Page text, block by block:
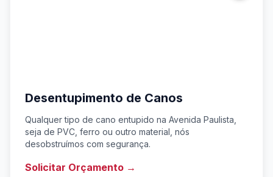
Desentupimento de Canos
Qualquer tipo de cano entupido na Avenida Paulista,
seja de PVC, ferro ou outro material, nós
desobstruímos com segurança.
Solicitar Orçamento →